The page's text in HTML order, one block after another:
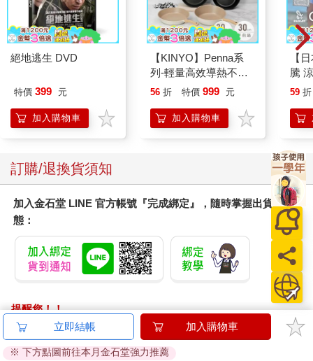
絕地逃生 DVD
特價 399 元
加入購物車
【KINYO】Penna系
列-輕量高效導熱不沾
平煎鍋30cm
56 折 特價 999 元
加入購物車
【
騰
涼
毛巾
59 折
訂購/退換貨須知
加入金石堂 LINE 官方帳號『完成綁定』，隨時掌握出貨動
態：
提醒您！！
金石堂及銀行均不會請您操作ATM! 如接獲電話要求您前往
ATM提款機，請不要聽從指示，以免受騙上當！
立即結帳 加入購物車
※ 下方點圖前往本月金石堂強力推薦